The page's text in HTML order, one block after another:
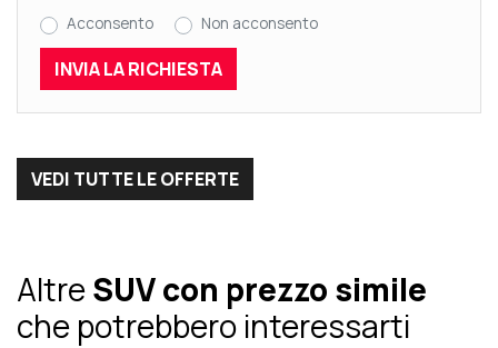
Acconsento
Non acconsento
VEDI TUTTE LE OFFERTE
AltreSUV con prezzo simile
che potrebbero interessarti